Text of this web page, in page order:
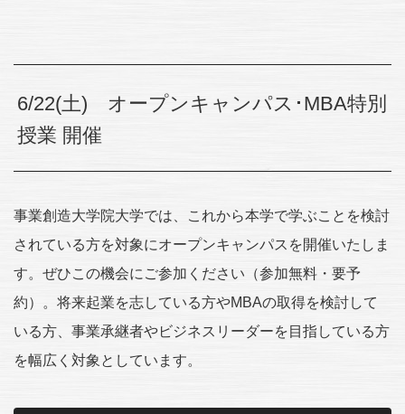
6/22(土) オープンキャンパス･MBA特別
授業 開催
事業創造大学院大学では、これから本学で学ぶことを検討
されている方を対象にオープンキャンパスを開催いたしま
す。ぜひこの機会にご参加ください（参加無料・要予
約）。将来起業を志している方やMBAの取得を検討して
いる方、事業承継者やビジネスリーダーを目指している方
を幅広く対象としています。